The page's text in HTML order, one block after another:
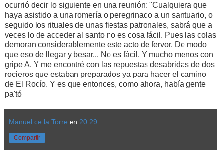
ocurrió decir lo siguiente en una reunión: "Cualquiera que
haya asistido a una romería o peregrinado a un santuario, o
seguido los rituales de unas fiestas patronales, sabrá que a
veces lo de acceder al santo no es cosa fácil. Pues las colas
demoran considerablemente este acto de fervor. De modo
que eso de llegar y besar... No es fácil. Y mucho menos con
gripe A. Y me encontré con las repuestas desabridas de dos
rocieros que estaban preparados ya para hacer el camino
de El Rocío. Y es que entonces, como ahora, había gente
pa'tó
Manuel de la Torre en 20:29
Compartir